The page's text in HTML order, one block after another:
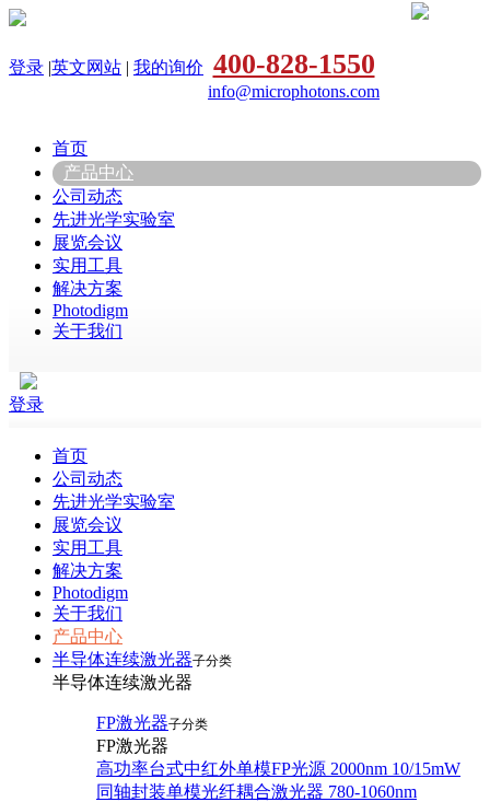
登录 |英文网站 | 我的询价 400-828-1550
info@microphotons.com
首页
产品中心
公司动态
先进光学实验室
展览会议
实用工具
解决方案
Photodigm
关于我们
登录
首页
公司动态
先进光学实验室
展览会议
实用工具
解决方案
Photodigm
关于我们
产品中心
半导体连续激光器子分类
半导体连续激光器
FP激光器子分类
FP激光器
高功率台式中红外单模FP光源 2000nm 10/15mW
同轴封装单模光纤耦合激光器 780-1060nm